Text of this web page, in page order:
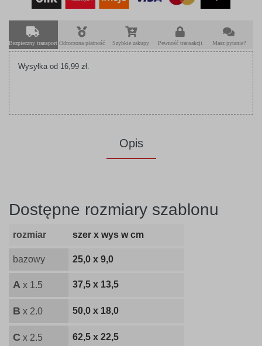
Bezpieczny transport Odroczona płatność Szybkie zakupy Pewność transakcji Masz pytanie?
Wysyłka od 16,99 zł.
Opis
Dostępne rozmiary szablonu
rozmiar szer x wys w cm
bazowy 25,0 x 9,0
A x 1.5 37,5 x 13,5
B x 2.0 50,0 x 18,0
C x 2.5 62,5 x 22,5